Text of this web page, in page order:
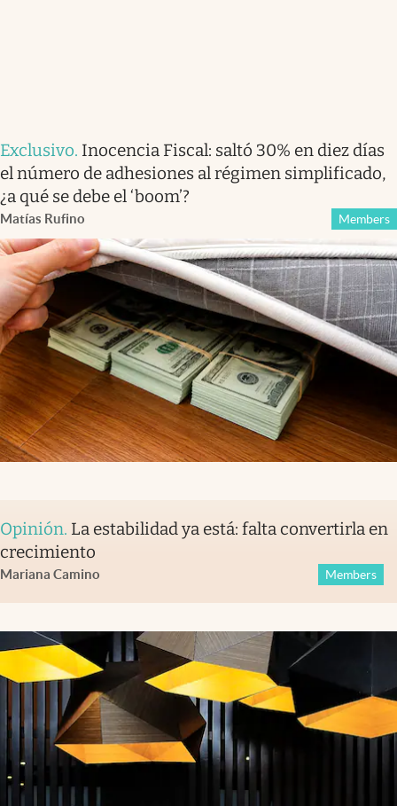
Exclusivo. Inocencia Fiscal: saltó 30% en diez días
el número de adhesiones al régimen simplificado,
¿a qué se debe el ‘boom’?
Matías Rufino Members
Opinión. La estabilidad ya está: falta convertirla en
crecimiento
Mariana Camino Members